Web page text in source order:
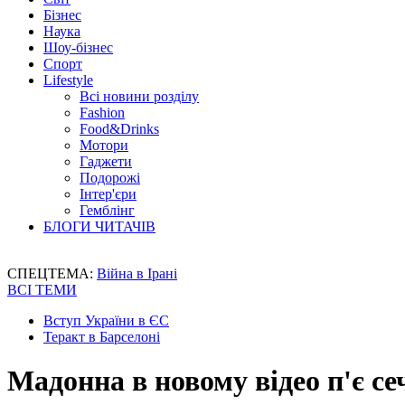
Бізнес
Наука
Шоу-бізнес
Спорт
Lifestyle
Всі новини розділу
Fashion
Food&Drinks
Мотори
Гаджети
Подорожі
Інтер'єри
Гемблінг
БЛОГИ ЧИТАЧІВ
СПЕЦТЕМА: Війна в Ірані
ВСІ ТЕМИ
Вступ України в ЄС
Теракт в Барселоні
Мадонна в новому відео п'є